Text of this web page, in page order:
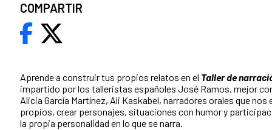
Aprende a construir tus propios relatos en el Taller de
impartido por los talleristas españoles José Ramos, mejor
Alicia García Martínez, Ali Kaskabel, narradores orales que nos
propios, crear personajes, situaciones con humor y
la propia personalidad en lo que se narra.
COMPARTIR